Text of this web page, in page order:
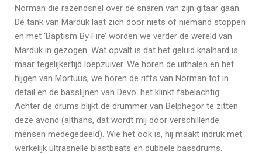
Norman die razendsnel over de snaren van zijn gitaar gaan.
De tank van Marduk laat zich door niets of niemand stoppen
en met ‘Baptism By Fire’ worden we verder de wereld van
Marduk in gezogen. Wat opvalt is dat het geluid knalhard is
maar tegelijkertijd loepzuiver. We horen de uithalen en het
hijgen van Mortuus, we horen de riffs van Norman tot in
detail en de basslijnen van Devo: het klinkt fabelachtig.
Achter de drums blijkt de drummer van Belphegor te zitten
deze avond (althans, dat wordt mij door verschillende
mensen medegedeeld). Wie het ook is, hij maakt indruk met
werkelijk ultrasnelle blastbeats en dubbele bassdrums.